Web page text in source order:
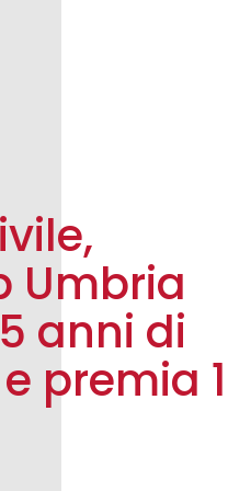
Umbria
anni di
premia